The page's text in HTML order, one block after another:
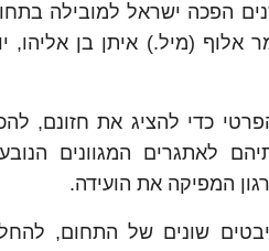
הפכה ישראל למובילה
אלוף (מיל.) איתן בן אליהו,
כדי להציג את חזונם,
לאתגרים המגוונים
המפיקה את הועידה.
שונים של התחום,